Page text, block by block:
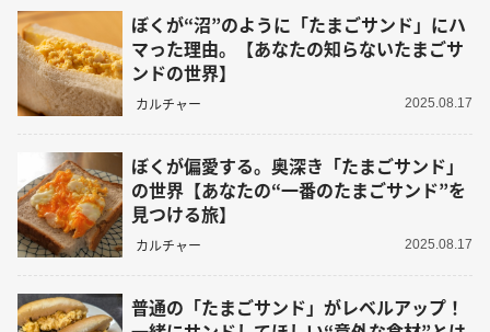
ぼくが“沼”のように「たまごサンド」にハ
マった理由。【あなたの知らないたまごサ
ンドの世界】
カルチャー 2025.08.17
ぼくが偏愛する。奥深き「たまごサンド」
の世界【あなたの“一番のたまごサンド”を
見つける旅】
カルチャー 2025.08.17
普通の「たまごサンド」がレベルアップ！